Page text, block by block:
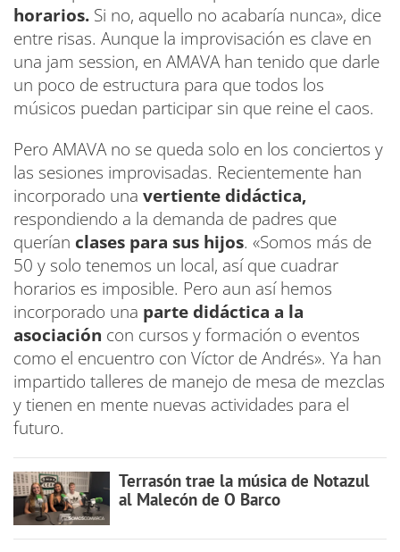
horarios. Si no, aquello no acabaría nunca», dice
entre risas. Aunque la improvisación es clave en
una jam session, en AMAVA han tenido que darle
un poco de estructura para que todos los
músicos puedan participar sin que reine el caos.
Pero AMAVA no se queda solo en los conciertos y
las sesiones improvisadas. Recientemente han
incorporado una vertiente didáctica,
respondiendo a la demanda de padres que
querían clases para sus hijos. «Somos más de
50 y solo tenemos un local, así que cuadrar
horarios es imposible. Pero aun así hemos
incorporado una parte didáctica a la
asociación con cursos y formación o eventos
como el encuentro con Víctor de Andrés». Ya han
impartido talleres de manejo de mesa de mezclas
y tienen en mente nuevas actividades para el
futuro.
Terrasón trae la música de Notazul
al Malecón de O Barco